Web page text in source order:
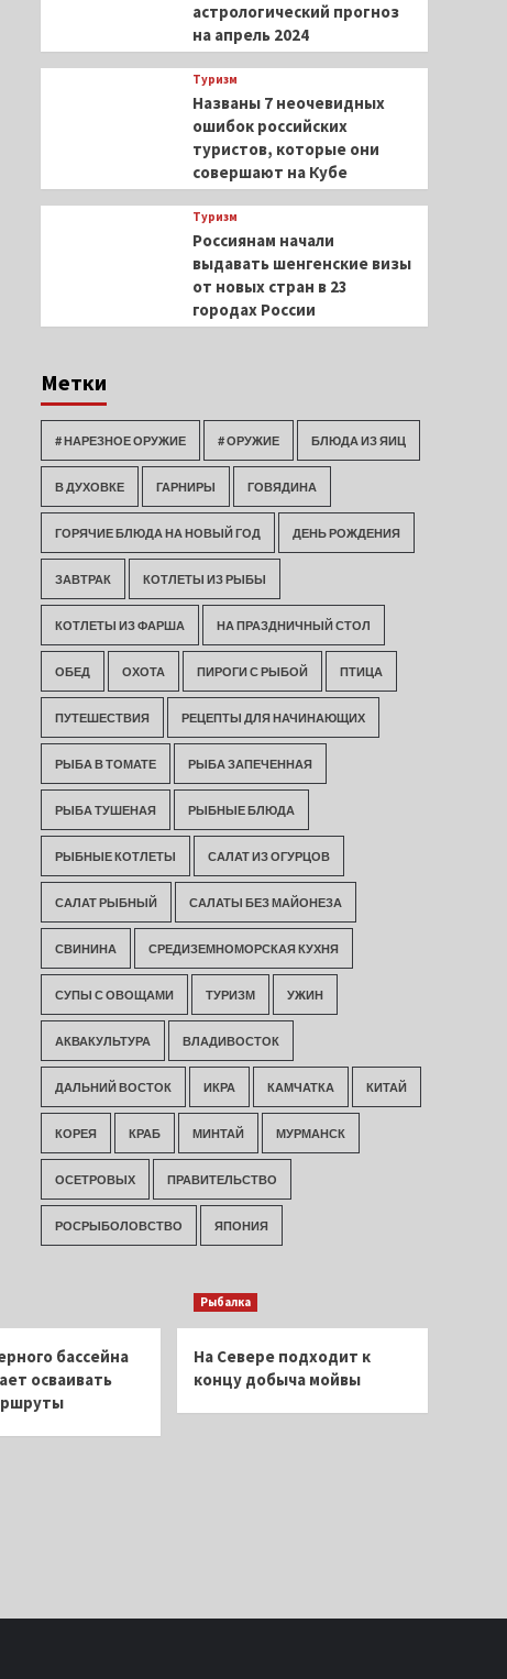
астрологический прогноз
на апрель 2024
Туризм
Названы 7 неочевидных
ошибок российских
туристов, которые они
совершают на Кубе
Туризм
Россиянам начали
выдавать шенгенские визы
от новых стран в 23
городах России
Метки
# НАРЕЗНОЕ ОРУЖИЕ # ОРУЖИЕ БЛЮДА ИЗ ЯИЦ
В ДУХОВКЕ ГАРНИРЫ ГОВЯДИНА
ГОРЯЧИЕ БЛЮДА НА НОВЫЙ ГОД ДЕНЬ РОЖДЕНИЯ
ЗАВТРАК КОТЛЕТЫ ИЗ РЫБЫ
КОТЛЕТЫ ИЗ ФАРША НА ПРАЗДНИЧНЫЙ СТОЛ
ОБЕД ОХОТА ПИРОГИ С РЫБОЙ ПТИЦА
ПУТЕШЕСТВИЯ РЕЦЕПТЫ ДЛЯ НАЧИНАЮЩИХ
РЫБА В ТОМАТЕ РЫБА ЗАПЕЧЕННАЯ
РЫБА ТУШЕНАЯ РЫБНЫЕ БЛЮДА
РЫБНЫЕ КОТЛЕТЫ САЛАТ ИЗ ОГУРЦОВ
САЛАТ РЫБНЫЙ САЛАТЫ БЕЗ МАЙОНЕЗА
СВИНИНА СРЕДИЗЕМНОМОРСКАЯ КУХНЯ
СУПЫ С ОВОЩАМИ ТУРИЗМ УЖИН
АКВАКУЛЬТУРА ВЛАДИВОСТОК
ДАЛЬНИЙ ВОСТОК ИКРА КАМЧАТКА КИТАЙ
КОРЕЯ КРАБ МИНТАЙ МУРМАНСК
ОСЕТРОВЫХ ПРАВИТЕЛЬСТВО
РОСРЫБОЛОВСТВО ЯПОНИЯ
бассейна
осваивать
Рыбалка
На Севере подходит к
концу добыча мойвы